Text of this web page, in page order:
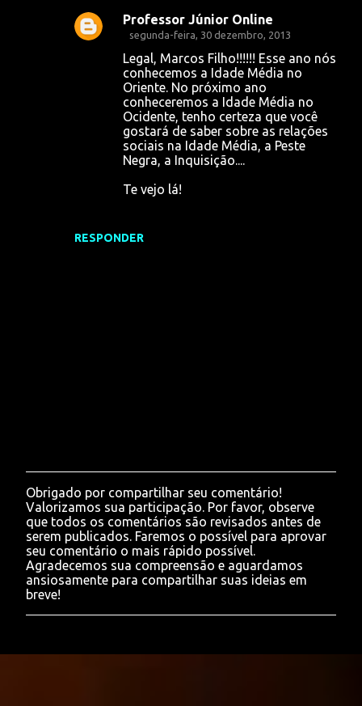
RESPONDER
Professor Júnior Online
segunda-feira, 30 dezembro, 2013
Legal, Marcos Filho!!!!!! Esse ano nós
conhecemos a Idade Média no
Oriente. No próximo ano
conheceremos a Idade Média no
Ocidente, tenho certeza que você
gostará de saber sobre as relações
sociais na Idade Média, a Peste
Negra, a Inquisição....
Te vejo lá!
P
o
s
t
a
r
u
m
c
e
Obrigado por compartilhar seu comentário!
Valorizamos sua participação. Por favor, observe
que todos os comentários são revisados antes de
serem publicados. Faremos o possível para aprovar
seu comentário o mais rápido possível.
Agradecemos sua compreensão e aguardamos
ansiosamente para compartilhar suas ideias em
breve!